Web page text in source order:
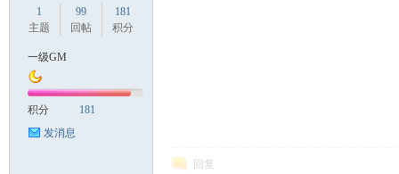
1
主题
99
回帖
181
积分
一级GM
积分
181
发消息
回复